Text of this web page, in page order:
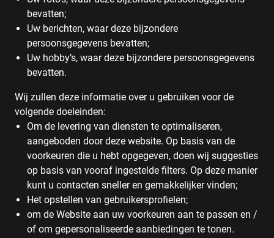
bevatten;
Uw berichten, waar deze bijzondere
persoonsgegevens bevatten;
Uw hobby’s, waar deze bijzondere persoonsgegevens
bevatten.
Wij zullen deze informatie over u gebruiken voor de
volgende doeleinden:
Om de levering van diensten te optimaliseren,
aangeboden door deze website. Op basis van de
voorkeuren die u hebt opgegeven, doen wij suggesties
op basis van vooraf ingestelde filters. Op deze manier
kunt u contacten sneller en gemakkelijker vinden;
Het opstellen van gebruikersprofielen;
om de Website aan uw voorkeuren aan te passen en /
of om gepersonaliseerde aanbiedingen te tonen.